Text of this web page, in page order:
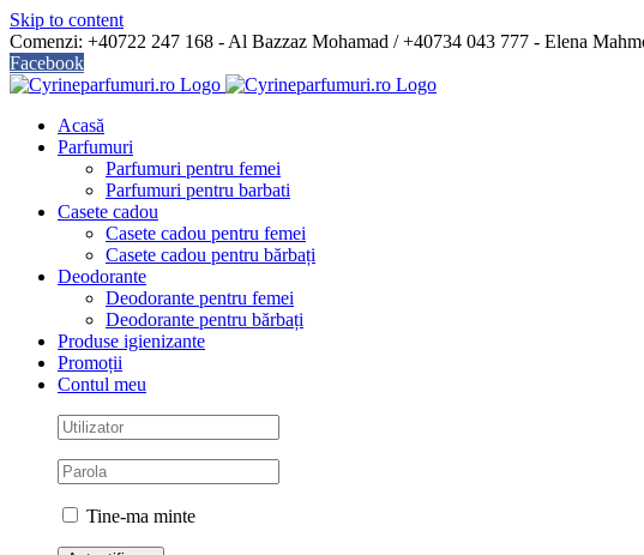
Skip to content
Comenzi: +40722 247 168 - Al Bazzaz Mohamad / +40734 043 777 - Elena
Facebook
Acasă
Parfumuri
Parfumuri pentru femei
Parfumuri pentru barbati
Casete cadou
Casete cadou pentru femei
Casete cadou pentru bărbați
Deodorante
Deodorante pentru femei
Deodorante pentru bărbați
Produse igienizante
Promoții
Contul meu
Tine-ma minte